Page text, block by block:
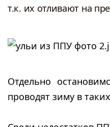
т.к. их отливают на
Отдельно
проводят зиму в